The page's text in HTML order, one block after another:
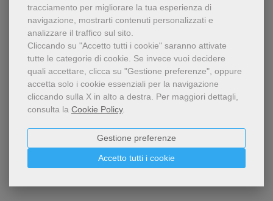
tracciamento per migliorare la tua esperienza di
navigazione, mostrarti contenuti personalizzati e
analizzare il traffico sul sito.
Cliccando su "Accetto tutti i cookie" saranno attivate
tutte le categorie di cookie. Se invece vuoi decidere
quali accettare, clicca su "Gestione preferenze", oppure
accetta solo i cookie essenziali per la navigazione
cliccando sulla X in alto a destra. Per maggiori dettagli,
consulta la Cookie Policy.
Accetto tutti i cookie
Gestione preferenze